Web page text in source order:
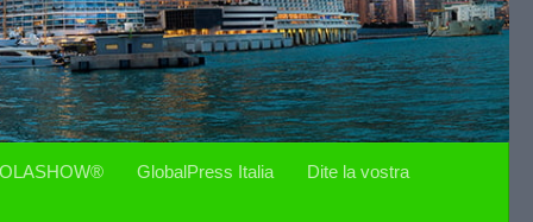
GlobalPress Italia Dite la vostra